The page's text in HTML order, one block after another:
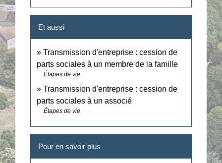
Et aussi
Transmission d'entreprise : cession de
parts sociales à un membre de la famille
Étapes de vie
Transmission d'entreprise : cession de
parts sociales à un associé
Étapes de vie
Pour en savoir plus